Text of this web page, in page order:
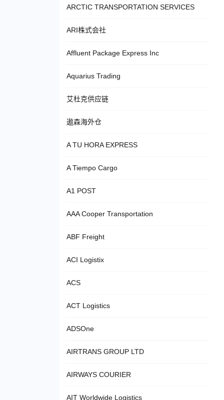
ARCTIC TRANSPORTATION SERVICES
ARI株式会社
Affluent Package Express Inc
Aquarius Trading
艾杜克供应链
遨森海外仓
A TU HORA EXPRESS
A Tiempo Cargo
A1 POST
AAA Cooper Transportation
ABF Freight
ACI Logistix
ACS
ACT Logistics
ADSOne
AIRTRANS GROUP LTD
AIRWAYS COURIER
AIT Worldwide Logistics